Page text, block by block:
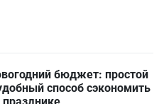
бюджет: простой
способ сэкономить